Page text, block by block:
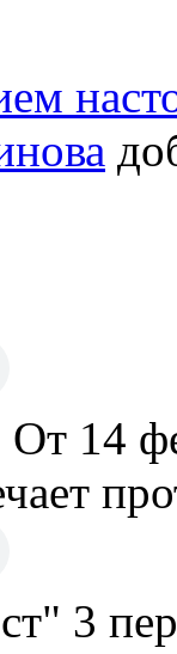
От 14
3